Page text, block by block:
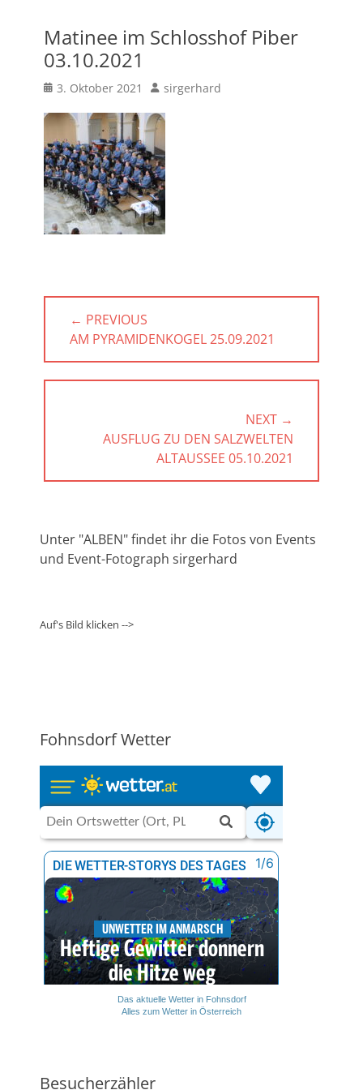
Matinee im Schlosshof Piber
03.10.2021
Posted
3. Oktober 2021 Author
sirgerhard
Beitragsnavigation
← PREVIOUS
PREVIOUS
POST:
AM PYRAMIDENKOGEL 25.09.2021
NEXT →
AUSFLUG ZU DEN SALZWELTEN
ALTAUSSEE 05.10.2021
Unter "ALBEN" findet ihr die Fotos von Events
und Event-Fotograph sirgerhard
Auf's Bild klicken -->
Fohnsdorf Wetter
Das aktuelle Wetter in Fohnsdorf
Alles zum Wetter in Österreich
Besucherzähler